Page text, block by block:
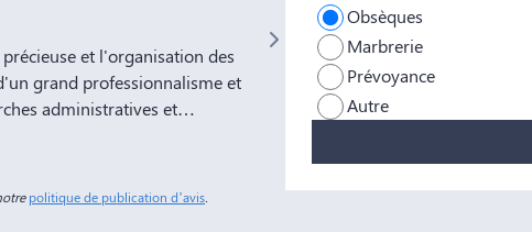
et l'organisation des
grand professionnalisme et
administratives et
à votre entreprise
à tous nos amis et
comme Yves Marie et
Très bien était accueillie , très
politique de publication d’avis
Obsèques
Marbrerie
Prévoyance
Autre